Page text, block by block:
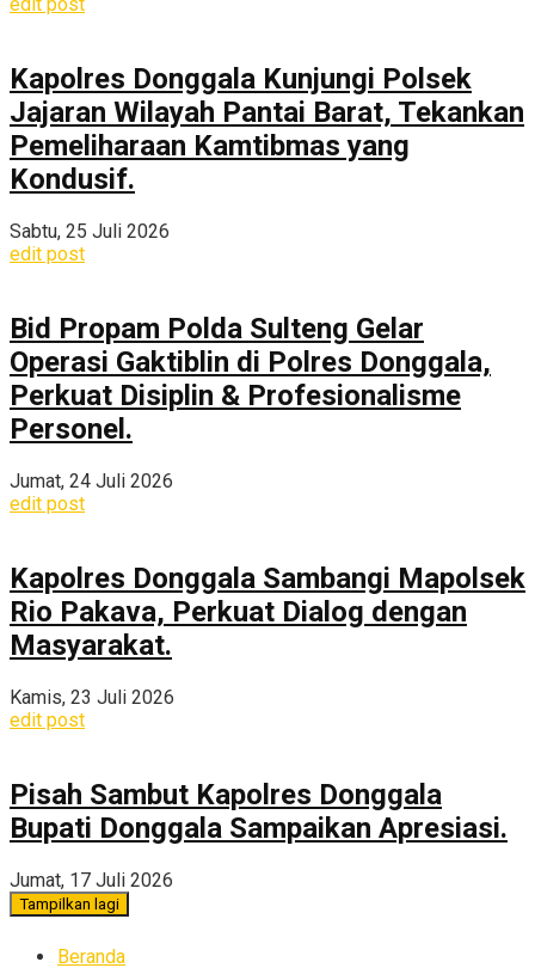
edit post
Kapolres Donggala Kunjungi Polsek
Jajaran Wilayah Pantai Barat, Tekankan
Pemeliharaan Kamtibmas yang
Kondusif.
Sabtu, 25 Juli 2026
edit post
Bid Propam Polda Sulteng Gelar
Operasi Gaktiblin di Polres Donggala,
Perkuat Disiplin & Profesionalisme
Personel.
Jumat, 24 Juli 2026
edit post
Kapolres Donggala Sambangi Mapolsek
Rio Pakava, Perkuat Dialog dengan
Masyarakat.
Kamis, 23 Juli 2026
edit post
Pisah Sambut Kapolres Donggala
Bupati Donggala Sampaikan Apresiasi.
Jumat, 17 Juli 2026
Tampilkan lagi
Beranda